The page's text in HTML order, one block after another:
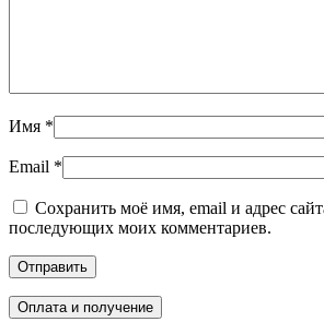
Имя *
Email *
Сохранить моё имя, email и адрес
последующих моих комментариев.
Оплата и получение